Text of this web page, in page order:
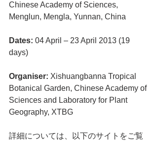
Chinese Academy of Sciences,
Menglun, Mengla, Yunnan, China
Dates: 04 April – 23 April 2013 (19
days)
Organiser: Xishuangbanna Tropical
Botanical Garden, Chinese Academy of
Sciences and Laboratory for Plant
Geography, XTBG
詳細については、以下のサイトをご覧